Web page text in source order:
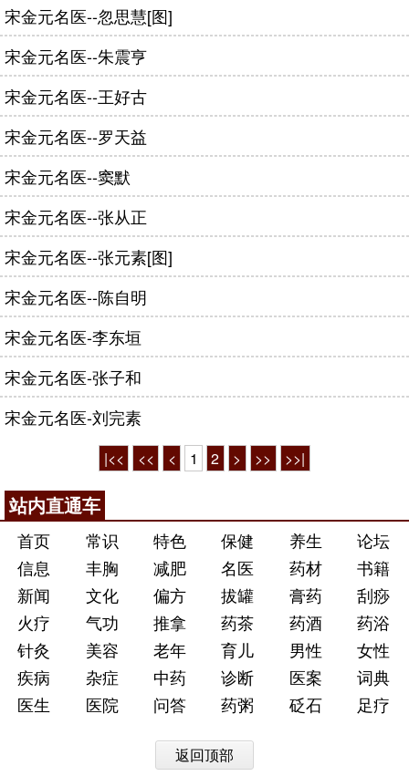
宋金元名医--忽思慧[图]
宋金元名医--朱震亨
宋金元名医--王好古
宋金元名医--罗天益
宋金元名医--窦默
宋金元名医--张从正
宋金元名医--张元素[图]
宋金元名医--陈自明
宋金元名医-李东垣
宋金元名医-张子和
宋金元名医-刘完素
|<< << < 1 2 > >> >>|
站内直通车
首页 常识 特色 保健 养生
论坛
信息
丰胸 减肥 名医 药材
书籍
新闻
文化 偏方 拔罐 膏药
刮痧
火疗
气功 推拿 药茶 药酒
药浴
针灸
美容 老年 育儿 男性
女性
疾病
杂症 中药 诊断 医案
词典
医生
医院 问答 药粥 砭石 足疗
返回顶部